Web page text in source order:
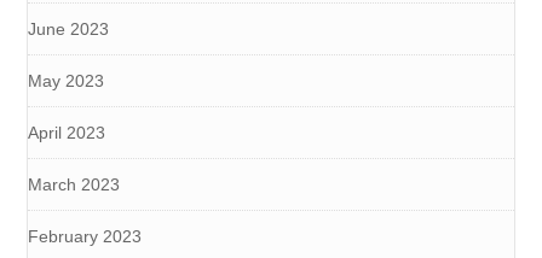
June 2023
May 2023
April 2023
March 2023
February 2023